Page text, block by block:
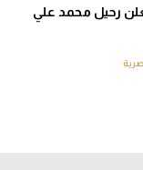
رحيل محمد علي